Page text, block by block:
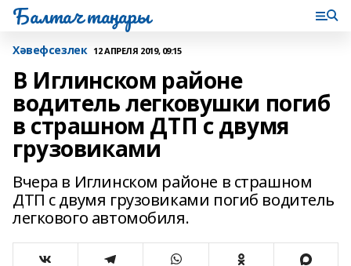
Балтач таңнары
Хәвефсезлек 12 АПРЕЛЯ 2019, 09:15
В Иглинском районе
водитель легковушки погиб
в страшном ДТП с двумя
грузовиками
Вчера в Иглинском районе в страшном
ДТП с двумя грузовиками погиб водитель
легкового автомобиля.